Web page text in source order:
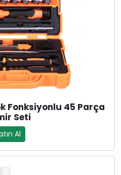
Fonksiyonlu 45 Parça
Seti
Al